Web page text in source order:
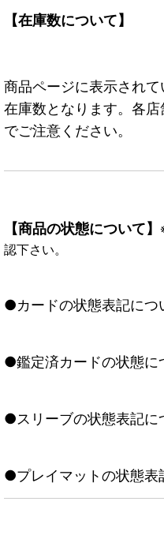
【在庫数について】
商品ページに表示され
在庫数となります。各
でご注意ください。
【商品の状態について】
認下さい。
●カードの状態表記につ
●鑑定済カードの状態に
●スリーブの状態表記に
●プレイマットの状態表